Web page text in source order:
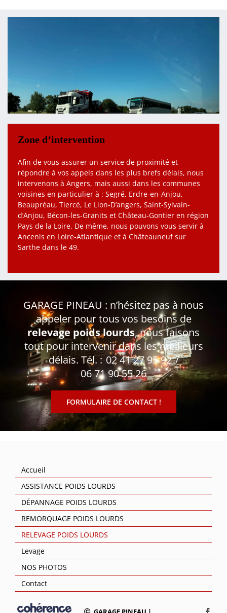
Zone d’intervention
Afin de vous assurer un service de proximité et
répondre à vos appels dans les plus brefs délais, nous
intervenons à Angers, mais aussi dans les communes
voisines en particulier à : Segré, Erdre-en-Anjou,
Beaupréau, Tiercé, Le Lion-D’angers, Saint-Sylvain-
d’Anjou, Bécon-les-Granits et Château-Gontier en région
Pays de la Loire. De même, nous pouvons vous servir à
Ancenis en Loire-Atlantique et à Châteauneuf sur
Sarthe dans le 49.
GARAGE PINEAU : n’hésitez pas à nous
appeler pour tous vos besoins de
relevage poids lourds, nous faisons
tout pour intervenir dans les meilleurs
délais. Tél. : 02 41 27 95 92/
06 71 90 55 26
FORMULAIRE DE CONTACT !
Accueil
ASSISTANCE POIDS LOURDS
DÉPANNAGE POIDS LOURDS
REMORQUAGE POIDS LOURDS
RELEVAGE POIDS LOURDS
Levage
NOS PHOTOS
Contact